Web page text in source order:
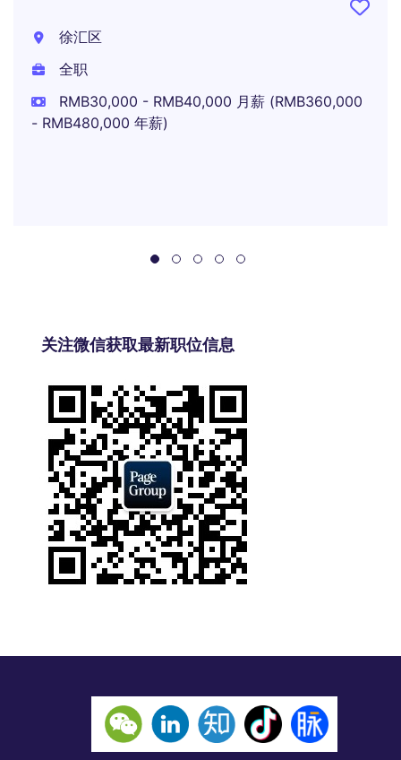
徐汇区
全职
RMB30,000 - RMB40,000 月薪 (RMB360,000
- RMB480,000 年薪)
关注微信获取最新职位信息